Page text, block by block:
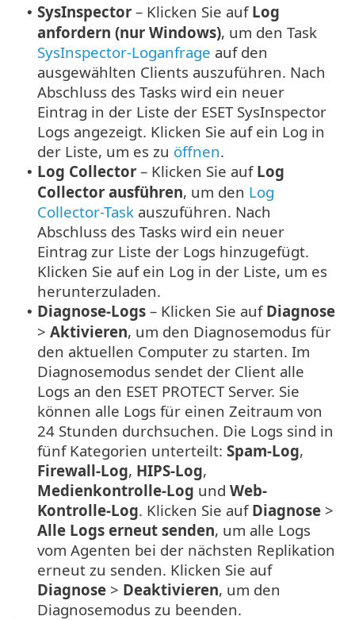
• SysInspector – Klicken Sie auf Log
anfordern (nur Windows), um den Task
SysInspector-Loganfrage auf den
ausgewählten Clients auszuführen. Nach
Abschluss des Tasks wird ein neuer
Eintrag in der Liste der ESET SysInspector
Logs angezeigt. Klicken Sie auf ein Log in
der Liste, um es zu öffnen.
• Log Collector – Klicken Sie auf Log
Collector ausführen, um den Log
Collector-Task auszuführen. Nach
Abschluss des Tasks wird ein neuer
Eintrag zur Liste der Logs hinzugefügt.
Klicken Sie auf ein Log in der Liste, um es
herunterzuladen.
• Diagnose-Logs – Klicken Sie auf Diagnose
> Aktivieren, um den Diagnosemodus für
den aktuellen Computer zu starten. Im
Diagnosemodus sendet der Client alle
Logs an den ESET PROTECT Server. Sie
können alle Logs für einen Zeitraum von
24 Stunden durchsuchen. Die Logs sind in
fünf Kategorien unterteilt: Spam-Log,
Firewall-Log, HIPS-Log,
Medienkontrolle-Log und Web-
Kontrolle-Log. Klicken Sie auf Diagnose >
Alle Logs erneut senden, um alle Logs
vom Agenten bei der nächsten Replikation
erneut zu senden. Klicken Sie auf
Diagnose > Deaktivieren, um den
Diagnosemodus zu beenden.